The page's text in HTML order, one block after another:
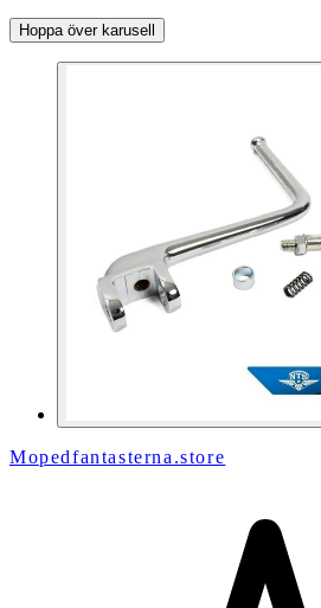
Hoppa över karusell
Mopedfantasterna.store